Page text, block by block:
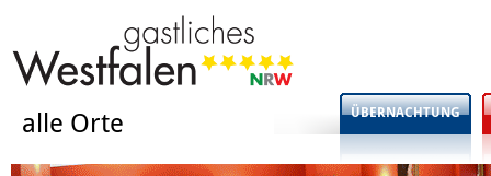
alle Orte ÜBERNACHTUNG